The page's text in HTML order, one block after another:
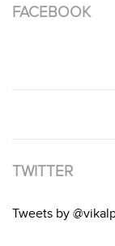
FACEBOOK
TWITTER
Tweets by